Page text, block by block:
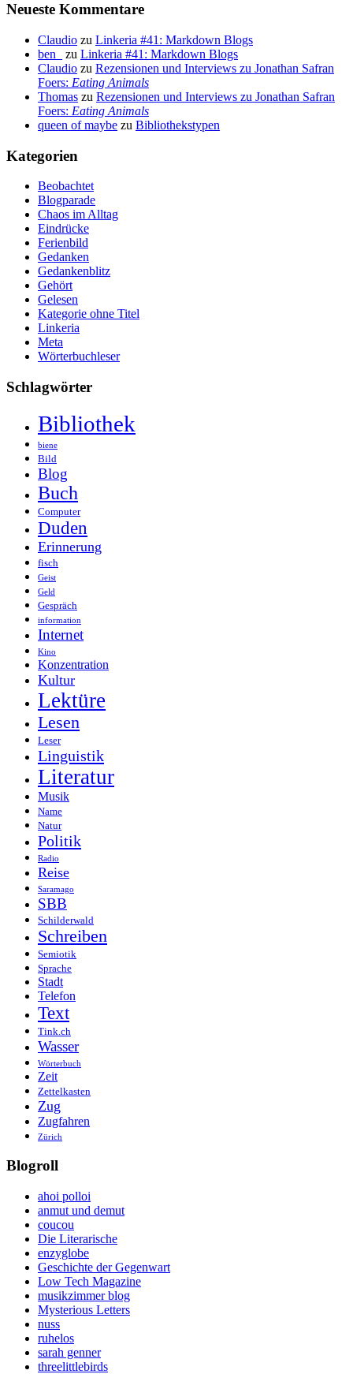
Neueste Kommentare
Claudio zu Linkeria #41: Markdown Blogs
ben_
zu Linkeria #41: Markdown Blogs
Claudio zu Rezensionen und Interviews zu Jonathan Safran
Foers: Eating Animals
Thomas zu Rezensionen und Interviews zu Jonathan Safran
Foers: Eating Animals
queen of maybe zu Bibliothekstypen
Kategorien
Beobachtet
Blogparade
Chaos im Alltag
Eindrücke
Ferienbild
Gedanken
Gedankenblitz
Gehört
Gelesen
Kategorie ohne Titel
Linkeria
Meta
Wörterbuchleser
Schlagwörter
Bibliothek
biene
Bild
Blog
Buch
Computer
Duden
Erinnerung
fisch
Geist
Geld
Gespräch
information
Internet
Kino
Konzentration
Kultur
Lektüre
Lesen
Leser
Linguistik
Literatur
Musik
Name
Natur
Politik
Radio
Reise
Saramago
SBB
Schilderwald
Schreiben
Semiotik
Sprache
Stadt
Telefon
Text
Tink.ch
Wasser
Wörterbuch
Zeit
Zettelkasten
Zug
Zugfahren
Zürich
Blogroll
ahoi polloi
anmut und demut
coucou
Die Literarische
enzyglobe
Geschichte der Gegenwart
Low Tech Magazine
musikzimmer blog
Mysterious Letters
nuss
ruhelos
sarah genner
threelittlebirds